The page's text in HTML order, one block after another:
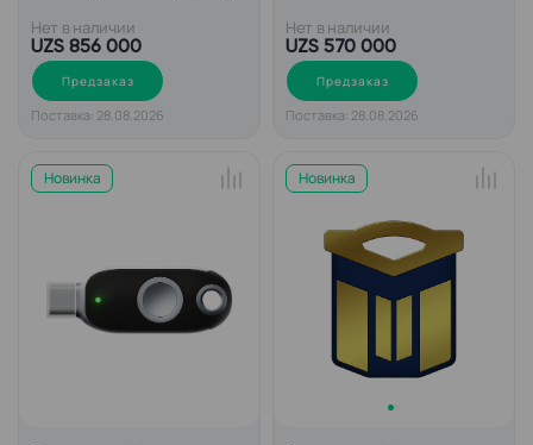
Нет в наличии
UZS 856 000
Предзаказ
Поставка: 28.08.2026
Нет в наличии
UZS 570 000
Предзаказ
Поставка: 28.08.2026
Новинка Новинка